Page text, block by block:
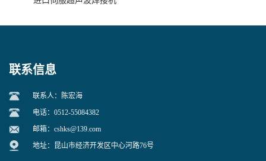
联系信息
联系人：陈宏海
电话：0512-55084382
邮箱： cshks@139.com
地址：昆山市经济开发区中心河路76号